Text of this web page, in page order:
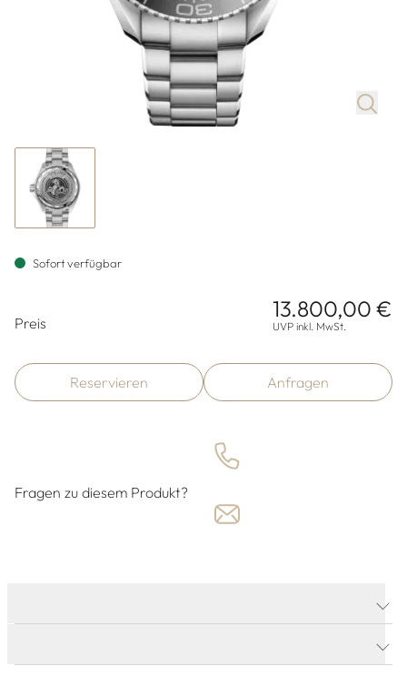
Sofort verfügbar
Preis
13.800,00 €
UVP inkl. MwSt.
Reservieren Anfragen
Fragen zu diesem Produkt?